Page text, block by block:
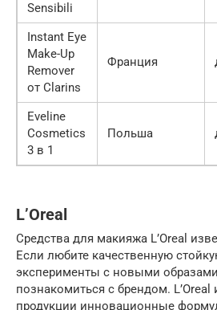
Sensibili
Instant Eye
Make-Up
Remover
от Clarins
Франция
Eveline
Cosmetics
3 в 1
Польша
L’Oreal
Средства для макияжа L’Oreal
Если любите качественную
эксперименты с новыми
познакомиться с брендом. L’Oreal
продукции инновационные